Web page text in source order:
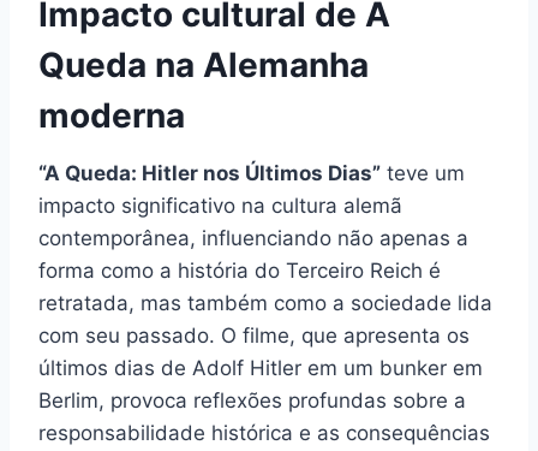
Impacto cultural de A
Queda na Alemanha
moderna
“A Queda: Hitler nos Últimos Dias” teve um
impacto significativo na cultura alemã
contemporânea, influenciando não apenas a
forma como a história do Terceiro Reich é
retratada, mas também como a sociedade lida
com seu passado. O filme, que apresenta os
últimos dias de Adolf Hitler em um bunker em
Berlim, provoca reflexões profundas sobre a
responsabilidade histórica e as consequências